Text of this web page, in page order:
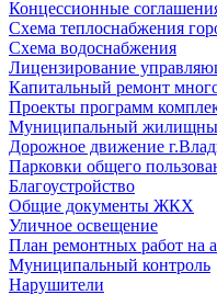
Концессионные
Схема теплоснабжения
Схема водоснабжения
Лицензирование
Капитальный ремонт
Проекты программ
Муниципальный
Дорожное движение
Парковки общего
Благоустройство
Общие документы ЖКХ
Уличное освещение
План ремонтных работ на
Муниципальный контроль
Нарушители